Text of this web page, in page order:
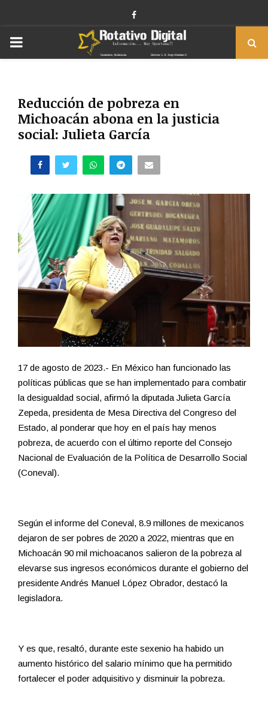
Facebook
PRIMARY
Reducción de pobreza en
Michoacán abona en la justicia
social: Julieta García
17 de agosto de 2023.- En México han funcionado las
políticas públicas que se han implementado para combatir
la desigualdad social, afirmó la diputada Julieta García
Zepeda, presidenta de Mesa Directiva del Congreso del
Estado, al ponderar que hoy en el país hay menos
pobreza, de acuerdo con el último reporte del Consejo
Nacional de Evaluación de la Política de Desarrollo Social
(Coneval).
Según el informe del Coneval, 8.9 millones de mexicanos
dejaron de ser pobres de 2020 a 2022, mientras que en
Michoacán 90 mil michoacanos salieron de la pobreza al
elevarse sus ingresos económicos durante el gobierno del
presidente Andrés Manuel López Obrador, destacó la
legisladora.
Y es que, resaltó, durante este sexenio ha habido un
aumento histórico del salario mínimo que ha permitido
fortalecer el poder adquisitivo y disminuir la pobreza.